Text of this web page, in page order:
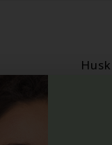
det igen.